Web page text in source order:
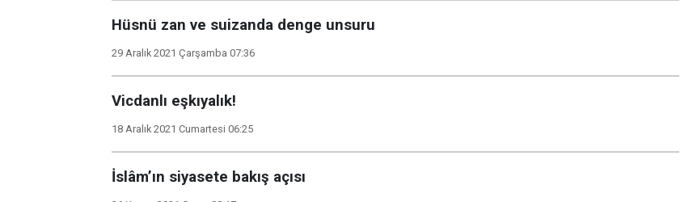
Hüsnü zan ve suizanda denge unsuru
29 Aralık 2021 Çarşamba 07:36
Vicdanlı eşkıyalık!
18 Aralık 2021 Cumartesi 06:25
İslâm’ın siyasete bakış açısı